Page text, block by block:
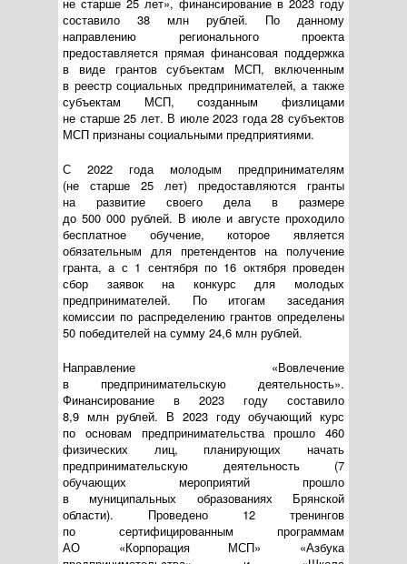
составило 38 млн рублей. По данному
направлению регионального проекта
предоставляется прямая финансовая поддержка
в виде грантов субъектам МСП, включенным
в реестр социальных предпринимателей, а также
субъектам МСП, созданным физлицами
не старше 25 лет. В июле 2023 года 28 субъектов
МСП признаны социальными предприятиями.
С 2022 года молодым предпринимателям
(не старше 25 лет) предоставляются гранты
на развитие своего дела в размере
до 500 000 рублей. В июле и августе проходило
бесплатное обучение, которое является
обязательным для претендентов на получение
гранта, а с 1 сентября по 16 октября проведен
сбор заявок на конкурс для молодых
предпринимателей. По итогам заседания
комиссии по распределению грантов определены
50 победителей на сумму 24,6 млн рублей.
Направление «Вовлечение
в предпринимательскую деятельность».
Финансирование в 2023 году составило
8,9 млн рублей. В 2023 году обучающий курс
по основам предпринимательства прошло 460
физических лиц, планирующих начать
предпринимательскую деятельность (7
обучающих мероприятий прошло
в муниципальных образованиях Брянской
области). Проведено 12 тренингов
по сертифицированным программам
АО «Корпорация МСП» «Азбука